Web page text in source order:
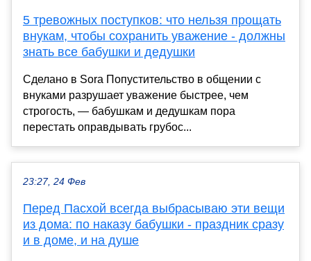
5 тревожных поступков: что нельзя прощать
внукам, чтобы сохранить уважение - должны
знать все бабушки и дедушки
Сделано в Sora Попустительство в общении с
внуками разрушает уважение быстрее, чем
строгость, — бабушкам и дедушкам пора
перестать оправдывать грубос...
23:27, 24 Фев
Перед Пасхой всегда выбрасываю эти вещи
из дома: по наказу бабушки - праздник сразу
и в доме, и на душе